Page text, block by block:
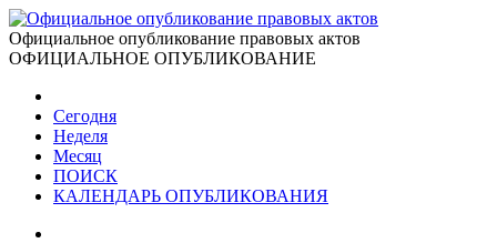
Официальное опубликование правовых актов
ОФИЦИАЛЬНОЕ ОПУБЛИКОВАНИЕ
Сегодня
Неделя
Месяц
ПОИСК
КАЛЕНДАРЬ ОПУБЛИКОВАНИЯ